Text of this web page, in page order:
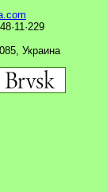
Украина